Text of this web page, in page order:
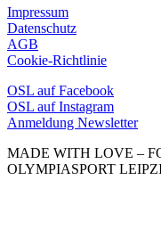
Impressum
Datenschutz
AGB
Cookie-Richtlinie
OSL auf Facebook
OSL auf Instagram
Anmeldung Newsletter
MADE WITH LOVE –
OLYMPIASPORT